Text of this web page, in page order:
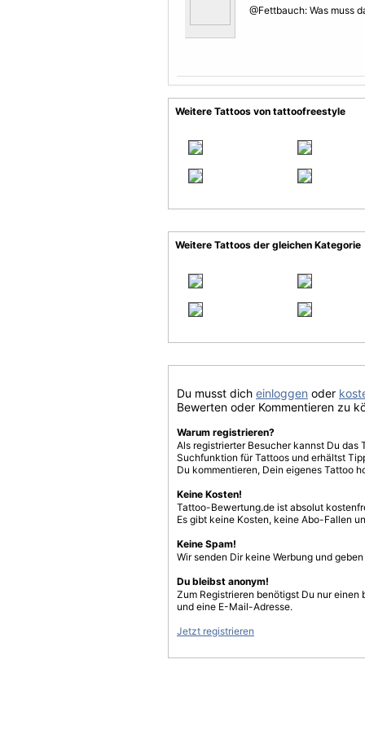
@Fettbauch: Was muss
Weitere Tattoos von tattoofreestyle
Weitere Tattoos der gleichen Kategorie
Du musst dich einloggen oder
Bewerten oder Kommentieren zu
Warum registrieren?
Als registrierter Besucher kannst Du
Suchfunktion für Tattoos und erhältst
Du kommentieren, Dein eigenes Tattoo
Keine Kosten!
Tattoo-Bewertung.de ist absolut
Es gibt keine Kosten, keine Abo-Fallen
Keine Spam!
Wir senden Dir keine Werbung und
Du bleibst anonym!
Zum Registrieren benötigst Du nur einen
und eine E-Mail-Adresse.
Jetzt registrieren